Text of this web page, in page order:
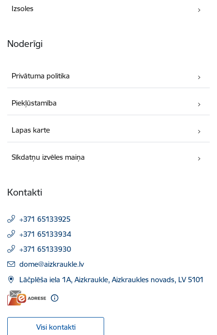
Izsoles
Noderīgi
Privātuma politika
Piekļūstamība
Lapas karte
Sīkdatņu izvēles maiņa
Kontakti
+371 65133925
+371 65133934
+371 65133930
E-pasts:
dome@aizkraukle.lv
Lāčplēša iela 1A, Aizkraukle, Aizkraukles novads, LV 5101
Visi kontakti